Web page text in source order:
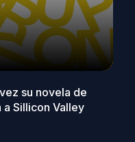
su novela de
a Sillicon Valley